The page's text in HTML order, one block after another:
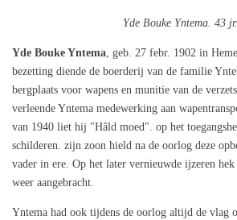
Yde Bouke Yntema. 43 jr.
Yde Bouke Yntema, geb. 27 febr. 1902 in
bezetting diende de boerderij van de familie
bergplaats voor wapens en munitie van de
verleende Yntema medewerking aan
van 1940 liet hij "Hâld moed". op het
schilderen. zijn zoon hield na de oorlog deze
vader in ere. Op het later vernieuwde ijzeren
weer aangebracht.
Yntema had ook tijdens de oorlog altijd de vlag